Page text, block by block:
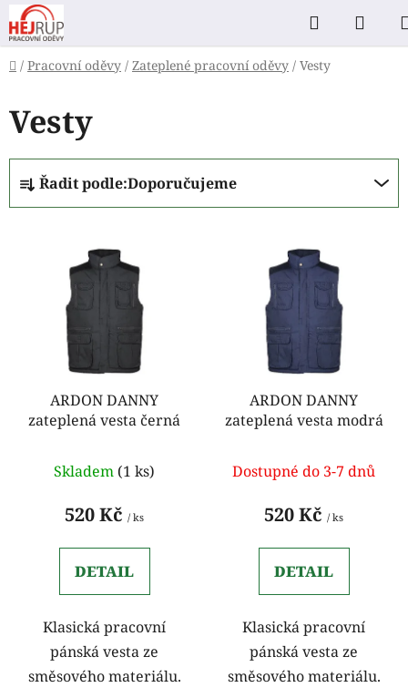
Přejít
na
obsah
Hledat
Domů
/ Pracovní oděvy / Zateplené pracovní oděvy / Vesty
Vesty
Ř
a
z
Řadit podle:Doporučujeme
ARDON DANNY
zateplená vesta černá
Skladem (1 ks)
520 Kč / ks
DETAIL
Klasická pracovní
pánská vesta ze
směsového materiálu.
ARDON DANNY
zateplená vesta modrá
Dostupné do 3-7 dnů
520 Kč / ks
DETAIL
Klasická pracovní
pánská vesta ze
směsového materiálu.